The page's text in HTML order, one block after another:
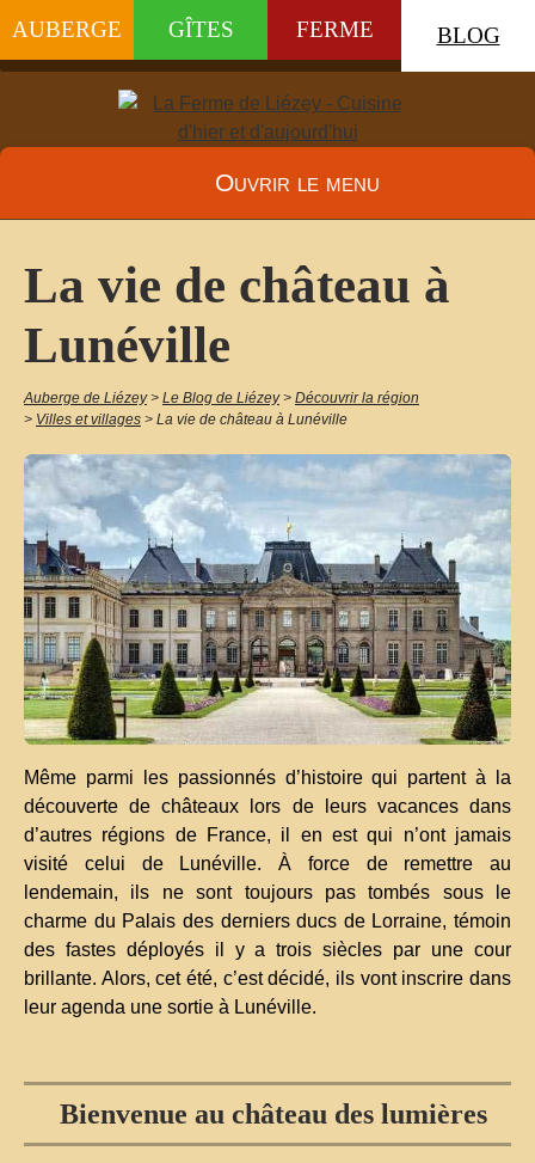
AUBERGE GÎTES FERME BLOG
Ouvrir le menu
La vie de château à
Lunéville
Auberge de Liézey > Le Blog de Liézey > Découvrir la région
> Villes et villages > La vie de château à Lunéville
Même parmi les passionnés d’histoire qui partent à la
découverte de châteaux lors de leurs vacances dans
d’autres régions de France, il en est qui n’ont jamais
visité celui de Lunéville. À force de remettre au
lendemain, ils ne sont toujours pas tombés sous le
charme du Palais des derniers ducs de Lorraine, témoin
des fastes déployés il y a trois siècles par une cour
brillante. Alors, cet été, c’est décidé, ils vont inscrire dans
leur agenda une sortie à Lunéville.
Bienvenue au château des lumières